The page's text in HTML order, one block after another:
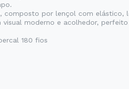
composto por lençol com
visual moderno e acolhedor,
180 fios